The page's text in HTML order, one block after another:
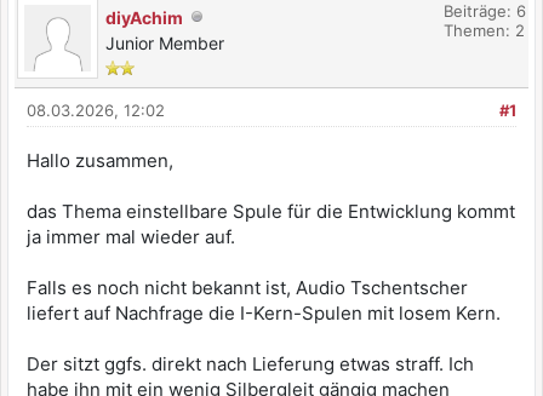
diyAchim
Junior Member
Beiträge: 6
Themen: 2
#1
08.03.2026, 12:02
Hallo zusammen,
das Thema einstellbare Spule für die Entwicklung kommt
ja immer mal wieder auf.
Falls es noch nicht bekannt ist, Audio Tschentscher
liefert auf Nachfrage die I-Kern-Spulen mit losem Kern.
Der sitzt ggfs. direkt nach Lieferung etwas straff. Ich
habe ihn mit ein wenig Silbergleit gängig machen